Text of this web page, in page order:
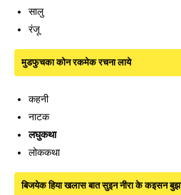
सालु
रंजू
मुडफुचका कोन रकमेक रचना लाये
कहनी
नाटक
लघुकथा
लोककथा
बिजयेक हिया खलास बात सुइन नीरा के कइसन